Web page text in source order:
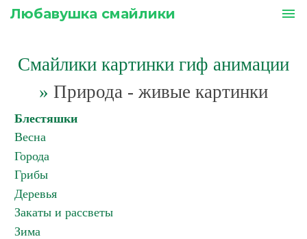
Любавушка смайлики menu
Смайлики картинки гиф анимации
» Природа - живые картинки
Блестяшки
Весна
Города
Грибы
Деревья
Закаты и рассветы
Зима